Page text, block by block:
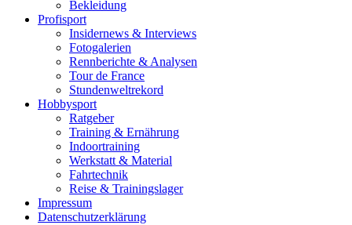
Bekleidung
Profisport
Insidernews & Interviews
Fotogalerien
Rennberichte & Analysen
Tour de France
Stundenweltrekord
Hobbysport
Ratgeber
Training & Ernährung
Indoortraining
Werkstatt & Material
Fahrtechnik
Reise & Trainingslager
Impressum
Datenschutzerklärung